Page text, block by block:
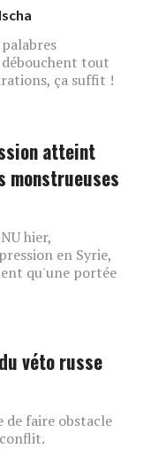
tout
ça suffit !
atteint
monstrueuses
hier,
en Syrie,
qu'une portée
véto russe
de faire obstacle